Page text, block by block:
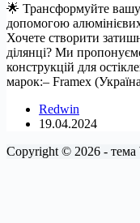
🌟 Трансформуйте вашу
допомогою
Хочете створити
ділянці? Ми
конструкцій для
марок:– Framex
Redwin
19.04.2024
Copyright © 2026 - тема